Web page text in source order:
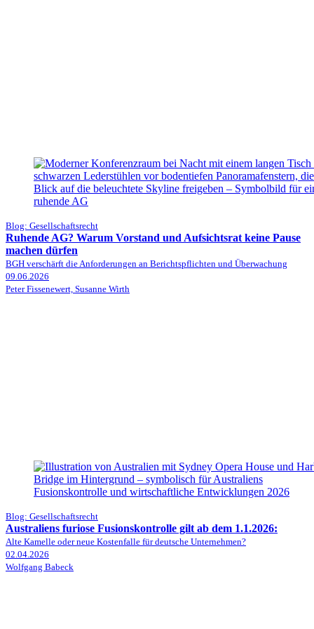
Blog: Gesellschaftsrecht
Ruhende AG? Warum Vorstand und Aufsichtsrat keine Pause
machen dürfen
BGH verschärft die Anforderungen an Berichtspflichten und Überwachung
09.06.2026
Peter Fissenewert, Susanne Wirth
Blog: Gesellschaftsrecht
Australiens furiose Fusionskontrolle gilt ab dem 1.1.2026:
Alte Kamelle oder neue Kostenfalle für deutsche Unternehmen?
02.04.2026
Wolfgang Babeck